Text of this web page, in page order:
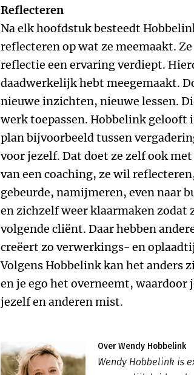
Reflecteren
Na elk hoofdstuk besteedt
reflecteren op wat ze meemaakt.
reflectie een ervaring verdiept.
daadwerkelijk hebt meegemaakt.
nieuwe inzichten, nieuwe lessen.
werk toepassen. Hobbelink gelooft
plan bijvoorbeeld tussen
voor jezelf. Dat doet ze zelf ook
van een coaching, ze wil
gebeurde, namijmeren, even naar
en zichzelf weer klaarmaken zodat
volgende cliënt. Daar hebben
creëert zo verwerkings- en
Volgens Hobbelink kan het anders
en je ego het overneemt, waardoor
jezelf en anderen mist.
Over Wendy Hobbelink
Wendy Hobbelink is